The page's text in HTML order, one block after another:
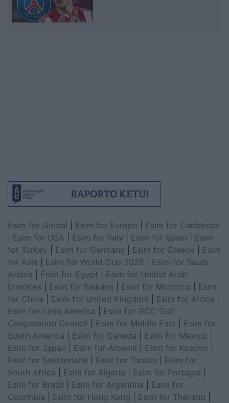
Esim for Global Esim for Europe
Esim for Caribbean
Esim for USA Esim for Italy Esim for Spain
Esim
for Turkey
Esim for Germany Esim for Greece
Esim
for Asia
Esim for World Cup 2026
Esim for Saudi
Arabia
Esim for Egypt
Esim for United Arab
Emirates
Esim for Balkans Esim for Morocco
Esim
for China
Esim for United Kingdom Esim for Africa
Esim for Latin America
Esim for GCC Gulf
Cooperation Council
Esim for Middle East
Esim for
South America
Esim for Canada Esim for Mexico
Esim for Japan
Esim for Albania Esim for Kosovo
Esim for Switzerland
Esim for Tunisia
Esim for
South Africa
Esim for Algeria Esim for Portugal
Esim for Brazil
Esim for Argentina
Esim for
Colombia
Esim for Hong Kong Esim for Thailand